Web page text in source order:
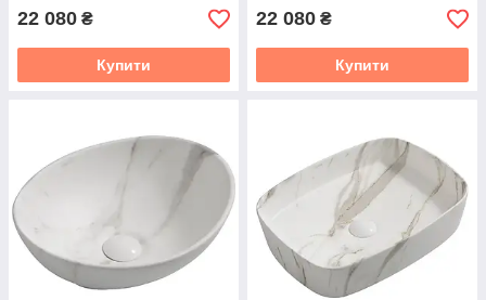
22 080 ₴
Купити
22 080 ₴
Купити